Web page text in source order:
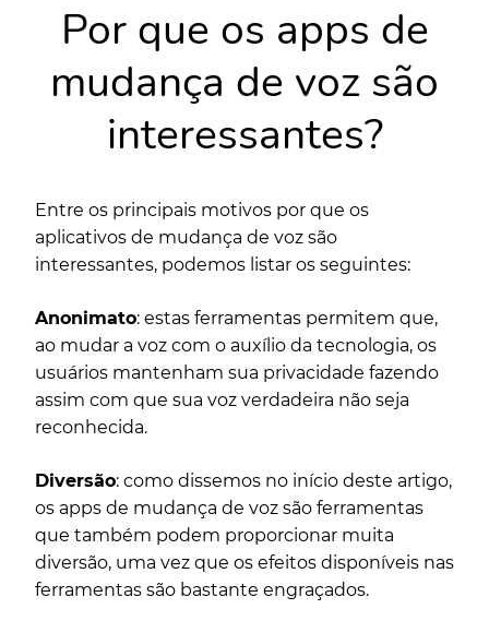
Por que os apps de
mudança de voz são
interessantes?
Entre os principais motivos por que os
aplicativos de mudança de voz são
interessantes, podemos listar os seguintes:
Anonimato: estas ferramentas permitem que,
ao mudar a voz com o auxílio da tecnologia, os
usuários mantenham sua privacidade fazendo
assim com que sua voz verdadeira não seja
reconhecida.
Diversão: como dissemos no início deste artigo,
os apps de mudança de voz são ferramentas
que também podem proporcionar muita
diversão, uma vez que os efeitos disponíveis nas
ferramentas são bastante engraçados.